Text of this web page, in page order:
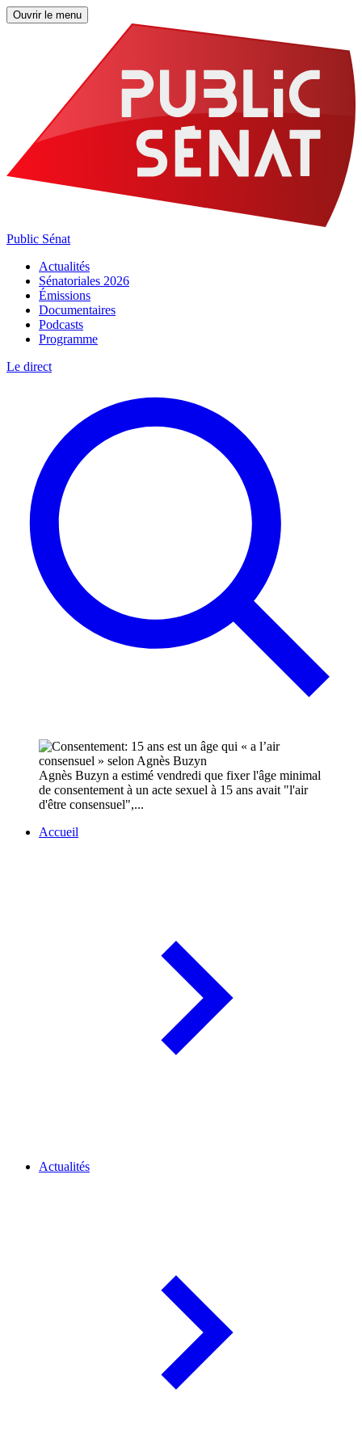
Ouvrir le menu
Public Sénat
Actualités
Sénatoriales 2026
Émissions
Documentaires
Podcasts
Programme
Le direct
Agnès Buzyn a estimé vendredi que fixer l'âge minimal
de consentement à un acte sexuel à 15 ans avait "l'air
d'être consensuel",...
Accueil
Actualités